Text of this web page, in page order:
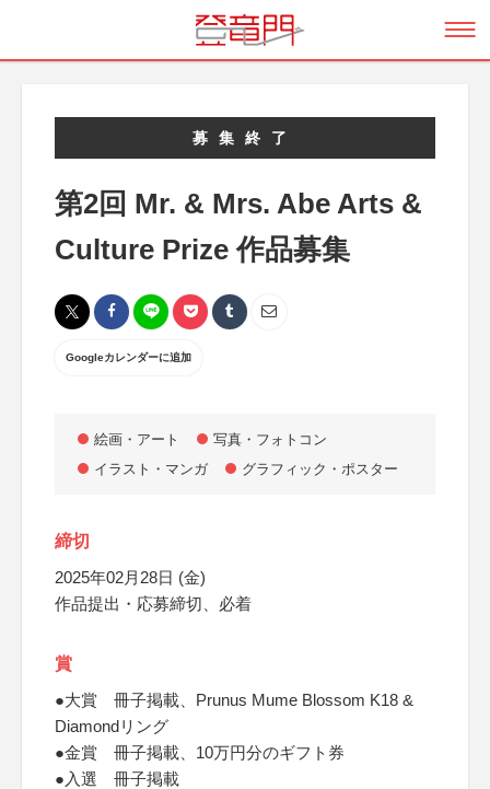
募集終了
第2回 Mr. & Mrs. Abe Arts &
Culture Prize 作品募集
Googleカレンダーに追加
絵画・アート
写真・フォトコン
イラスト・マンガ
グラフィック・ポスター
締切
2025年02月28日 (金)
作品提出・応募締切、必着
賞
●大賞 冊子掲載、Prunus Mume Blossom K18 &
Diamondリング
●金賞 冊子掲載、10万円分のギフト券
●入選 冊子掲載